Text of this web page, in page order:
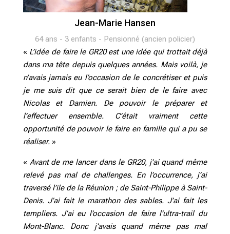
Jean-Marie Hansen
64 ans - 3 enfants - Pensionné (ancien policier)
« L’idée de faire le GR20 est une idée qui trottait déjà
dans ma tête depuis quelques années. Mais voilà, je
n’avais jamais eu l’occasion de le concrétiser et puis
je me suis dit que ce serait bien de le faire avec
Nicolas et Damien. De pouvoir le préparer et
l’effectuer ensemble. C’était vraiment cette
opportunité de pouvoir le faire en famille qui a pu se
réaliser. »
« Avant de me lancer dans le GR20, j’ai quand même
relevé pas mal de challenges. En l’occurrence, j’ai
traversé l’ile de la Réunion ; de Saint-Philippe à Saint-
Denis. J’ai fait le marathon des sables. J’ai fait les
templiers. J’ai eu l’occasion de faire l’ultra-trail du
Mont-Blanc. Donc j’avais quand même pas mal